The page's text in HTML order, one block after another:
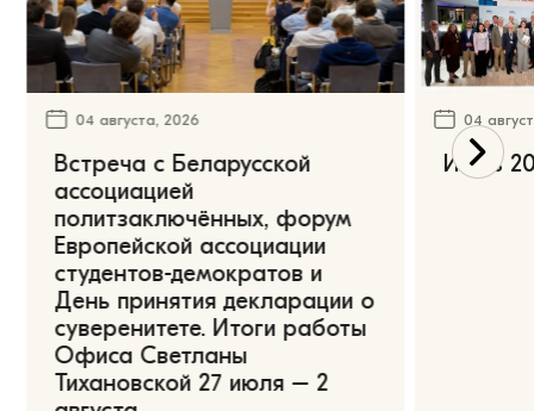
04 августа, 2026
Встреча с Беларусской
ассоциацией
политзаключённых, форум
Европейской ассоциации
студентов-демократов и
День принятия декларации о
суверенитете. Итоги работы
Офиса Светланы
Тихановской 27 июля – 2
04
Июль